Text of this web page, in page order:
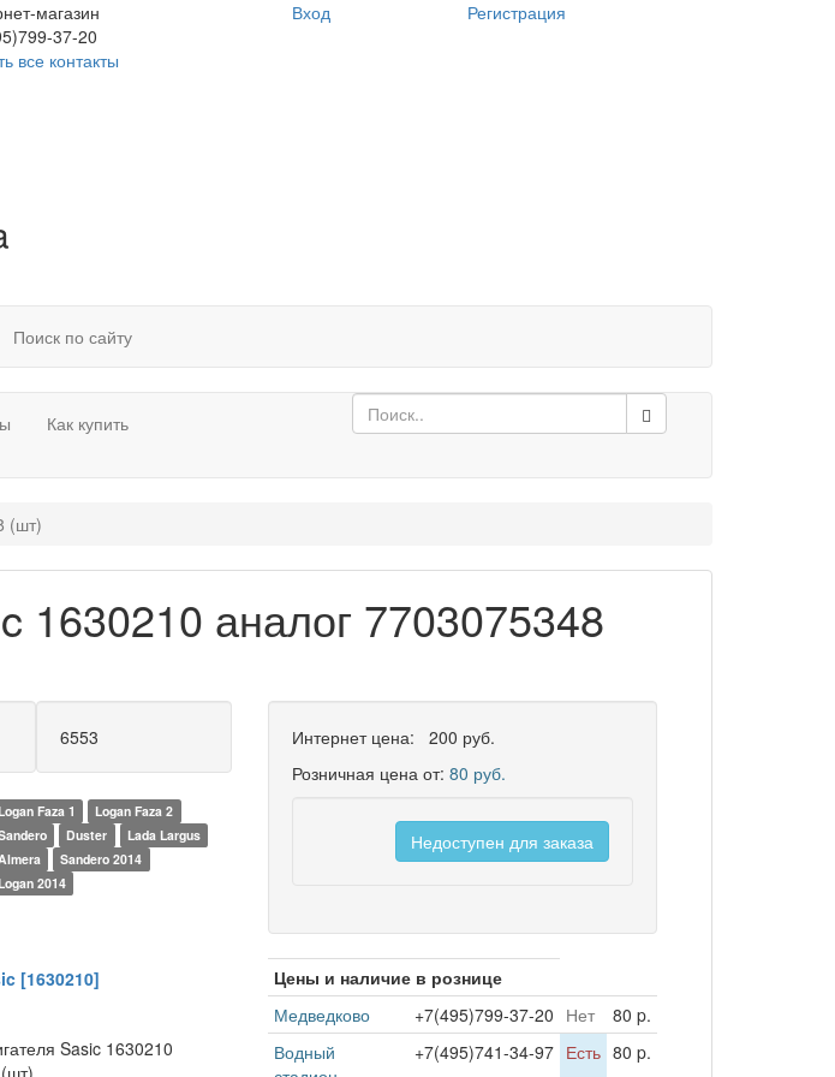
магазин
37-20
все контакты
Вход Регистрация
Поиск по сайту
Как купить
(шт)
1630210 аналог 7703075348
6553
Logan Faza 1
Logan Faza 2
Duster
Lada Largus
Sandero 2014
Logan 2014
Интернет цена: 200 руб.
Розничная цена от: 80 руб.
Недоступен для заказа
[1630210]
Sasic 1630210
Цены и наличие в рознице
Медведково
+7(495)799-37-20 Нет
80 p.
Водный
+7(495)741-34-97 Есть 80 p.